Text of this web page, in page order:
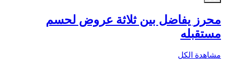
محرز يفاضل بين ثلاثة عروض لحسم
مستقبله
مشاهدة الكل